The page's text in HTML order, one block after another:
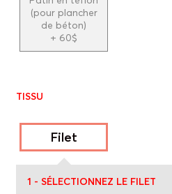
(pour plancher
de béton)
+ 60$
TISSU
Filet
1 - SÉLECTIONNEZ LE FILET
* Les prix peuvent être sujets à
** La couleur du tissu affichée à l'écran